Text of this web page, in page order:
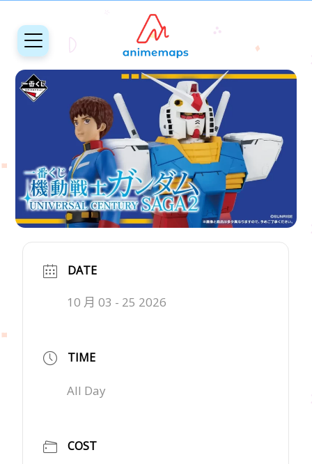
DATE
10 月 03 - 25 2026
TIME
All Day
COST